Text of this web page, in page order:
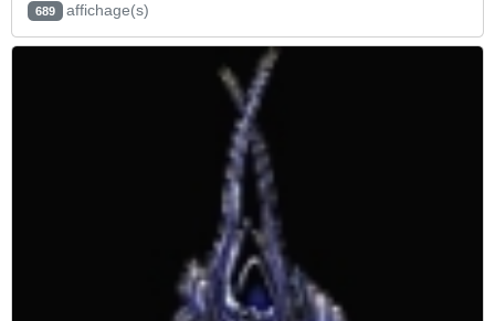
689 affichage(s)